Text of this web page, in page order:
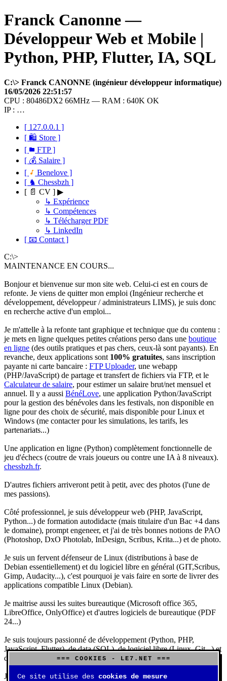
Franck Canonne —
Développeur Web et Mobile |
Python, PHP, Flutter, IA, SQL
C:\> Franck CANONNE (ingénieur développeur informatique)
16/05/2026 22:51:57
CPU : 80486DX2 66MHz — RAM : 640K OK
IP : …
[ 127.0.0.1 ]
[ 🛍 Store ]
[
FTP ]
[ 💰 Salaire ]
[
Benelove ]
[ ♞ Chessbzh ]
[ 📄 CV ] ▶
↳ Expérience
↳ Compétences
↳ Télécharger PDF
↳ LinkedIn
[ 📧 Contact ]
C:\>
MAINTENANCE EN COURS...
Bonjour et bienvenue sur mon site web. Celui-ci est en cours de
refonte. Je viens de quitter mon emploi (Ingénieur recherche et
développement, développeur / administrateurs LIMS), je suis donc
en recherche active d'un emploi...
Je m'attelle à la refonte tant graphique et technique que du contenu :
je mets en ligne quelques petites créations perso dans une boutique
en ligne (des outils pratiques et pas chers, ceux-là sont payants). En
revanche, deux applications sont 100% gratuites, sans inscription
payante ni carte bancaire : FTP Uploader, une webapp
(PHP/JavaScript) de partage et transfert de fichiers via FTP, et le
Calculateur de salaire, pour estimer un salaire brut/net mensuel et
annuel. Il y a aussi BénéLove, une application Python/JavaScript
pour la gestion des bénévoles dans les festivals, non disponible en
ligne pour des choix de sécurité, mais disponible pour Linux et
Windows (me contacter pour les simulations, les tarifs, les
partenariats...)
Une application en ligne (Python) complètement fonctionnelle de
jeu d'échecs (coutre de vrais joueurs ou contre une IA à 8 niveaux).
chessbzh.fr.
D'autres fichiers arriveront petit à petit, avec des photos (l'une de
mes passions).
Côté professionnel, je suis développeur web (PHP, JavaScript,
Python...) de formation autodidacte (mais titulaire d'un Bac +4 dans
le domaine), prompt engeneer, et j'ai de très bonnes notions de PAO
(Photoshop, DxO Photolab, InDesign, Scribus, Krita...) et de photo.
Je suis un fervent défenseur de Linux (distributions à base de
Debian essentiellement) et du logiciel libre en général (GIT,Scribus,
Gimp, Audacity...), c'est pourquoi je vais faire en sorte de livrer des
applications compatible Linux (Debian).
Je maitrise aussi les suites bureautique (Microsoft office 365,
LibreOffice, OnlyOffice) et d'autres logiciels de bureautique (PDF
24...)
Je suis toujours passionné de développement (Python, PHP,
JavaScript, Flutter), de data (SQL), de logiciel libre (Linux, Git...) et
d'IA (principalement Claude et DeepSeek).
J'aime jouer, surtout aux jeux de sociétés (Risk, Uno, Scrabble...),
=== COOKIES - LE7.NET ===
Ce site utilise des cookies de mesure